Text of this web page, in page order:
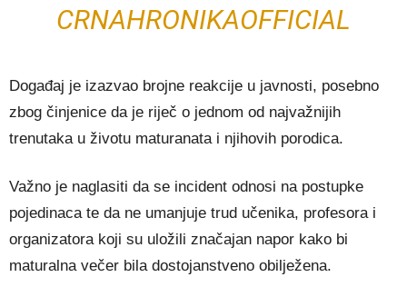
CRNAHRONIKAOFFICIAL
Događaj je izazvao brojne reakcije u javnosti, posebno
zbog činjenice da je riječ o jednom od najvažnijih
trenutaka u životu maturanata i njihovih porodica.
Važno je naglasiti da se incident odnosi na postupke
pojedinaca te da ne umanjuje trud učenika, profesora i
organizatora koji su uložili značajan napor kako bi
maturalna večer bila dostojanstveno obilježena.